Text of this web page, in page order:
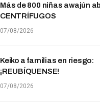
Más de 800 niñas awajún
CENTRÍFUGOS
07/08/2026
Keiko a familias en riesgo:
¡REUBÍQUENSE!
07/08/2026